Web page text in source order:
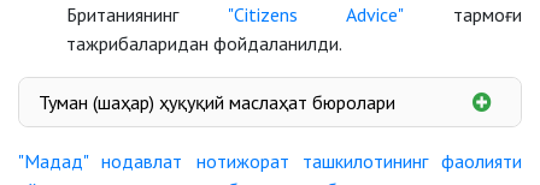
Британиянинг "Citizens Advice"тармоғи
тажрибаларидан фойдаланилди.
Туман (шаҳар) ҳуқуқий маслаҳат бюролари
"Мадад" нодавлат нотижорат ташкилотининг фаолияти